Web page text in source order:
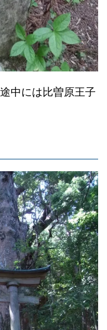
中には比曽原王子